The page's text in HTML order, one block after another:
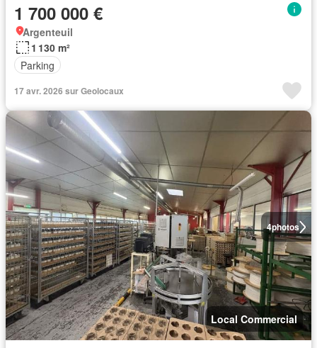
1 700 000 €
Argenteuil
1 130 m²
Parking
17 avr. 2026 sur Geolocaux
4photos
Local Commercial